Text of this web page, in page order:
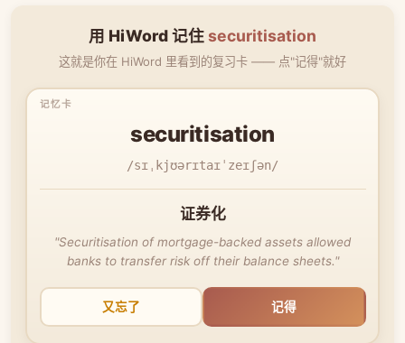
用 HiWord 记住securitisation
这就是你在 HiWord 里看到的复习卡 —— 点"记得"就好
securitisation
/sɪˌkjʊərɪtaɪˈzeɪʃən/
证券化
"Securitisation of mortgage-backed assets allowed
banks to transfer risk off their balance sheets."
又忘了 记得